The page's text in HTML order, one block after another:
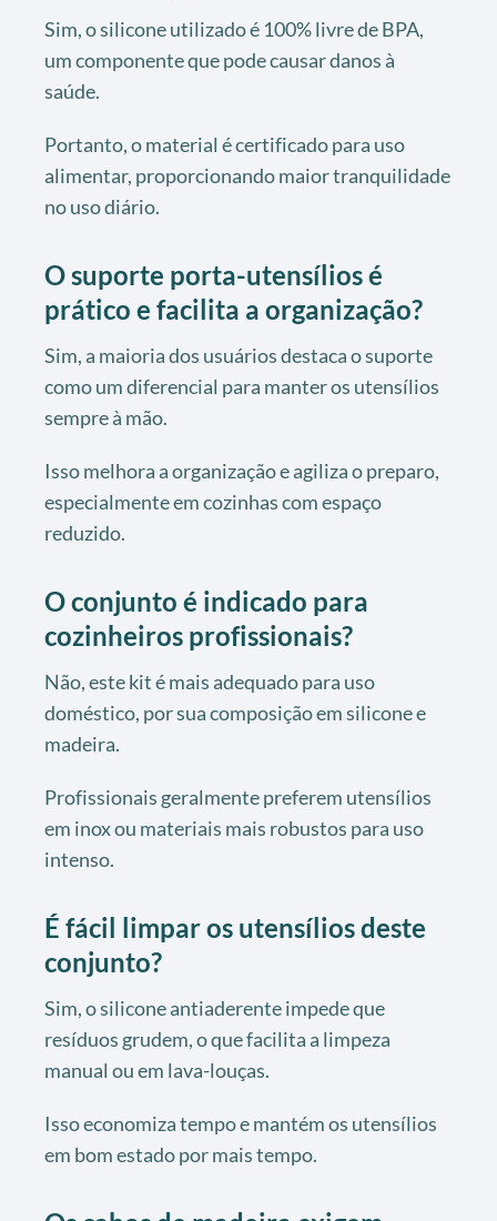
Sim, o silicone utilizado é 100% livre de BPA,
um componente que pode causar danos à
saúde.
Portanto, o material é certificado para uso
alimentar, proporcionando maior tranquilidade
no uso diário.
O suporte porta-utensílios é
prático e facilita a organização?
Sim, a maioria dos usuários destaca o suporte
como um diferencial para manter os utensílios
sempre à mão.
Isso melhora a organização e agiliza o preparo,
especialmente em cozinhas com espaço
reduzido.
O conjunto é indicado para
cozinheiros profissionais?
Não, este kit é mais adequado para uso
doméstico, por sua composição em silicone e
madeira.
Profissionais geralmente preferem utensílios
em inox ou materiais mais robustos para uso
intenso.
É fácil limpar os utensílios deste
conjunto?
Sim, o silicone antiaderente impede que
resíduos grudem, o que facilita a limpeza
manual ou em lava-louças.
Isso economiza tempo e mantém os utensílios
em bom estado por mais tempo.